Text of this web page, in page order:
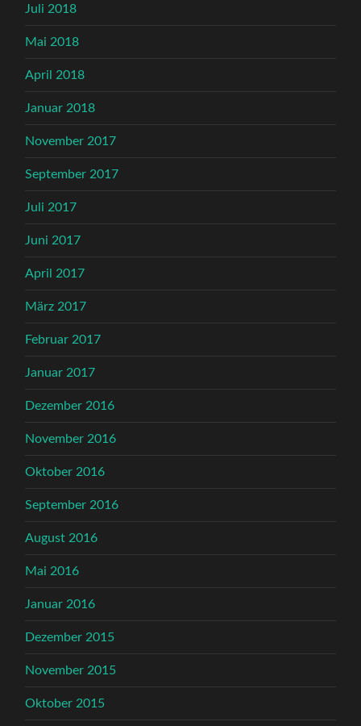
Juli 2018
Mai 2018
April 2018
Januar 2018
November 2017
September 2017
Juli 2017
Juni 2017
April 2017
März 2017
Februar 2017
Januar 2017
Dezember 2016
November 2016
Oktober 2016
September 2016
August 2016
Mai 2016
Januar 2016
Dezember 2015
November 2015
Oktober 2015